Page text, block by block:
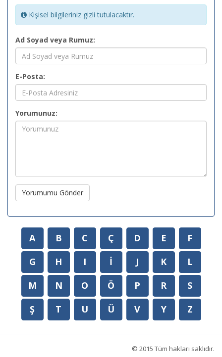
Kişisel bilgileriniz gizli tutulacaktır.
Ad Soyad veya Rumuz:
E-Posta:
Yorumunuz:
Yorumumu Gönder
A B C Ç D E
F
G
H I İ J K
L
M
N O Ö P R
S
Ş
T U Ü V Y Z
© 2015 Tüm hakları saklıdır.